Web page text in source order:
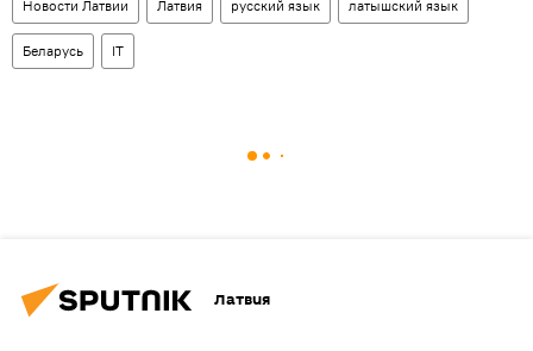
Новости Латвии Латвия русский язык латышский язык
Беларусь IT
Латвия